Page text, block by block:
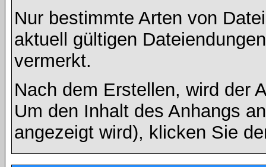
Nur bestimmte Arten von
aktuell gültigen
vermerkt.
Nach dem Erstellen, wird der
Um den Inhalt des Anhangs
angezeigt wird), klicken Sie